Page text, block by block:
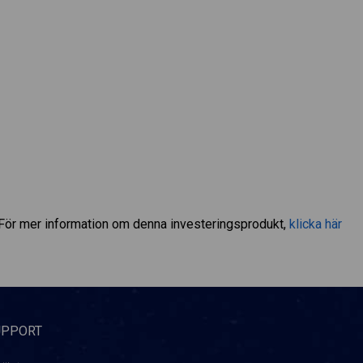
mer information om denna investeringsprodukt, klicka här